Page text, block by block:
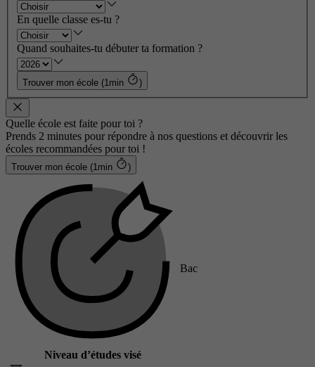
En quelle classe es-tu ?
Quand souhaites-tu débuter ta formation ?
Trouver mon école (1min )
Quelle école est faite pour toi ?
Prends 2 minutes pour répondre à nos questions et découvrir les
écoles recommandées pour toi !
Trouver mon école (1min )
Niveau d’études visé
Bac